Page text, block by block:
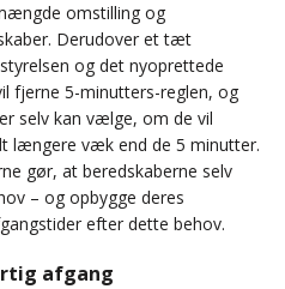
omstilling og
Derudover et tæt
og det nyoprettede
fjerne 5-minutters-reglen, og
selv kan vælge, om de vil
længere væk end de 5 minutter.
gør, at beredskaberne selv
– og opbygge deres
efter dette behov.
afgang